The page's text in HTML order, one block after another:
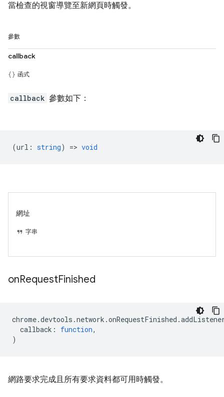
當檢查的視窗導覽至新網頁時觸發。
參數
callback
函式
callback 參數如下：
(url : string) => void
網址
字串
onRequestFinished
chrome.devtools .network .onRequestFinished .
callback : function,
)
網路要求完成且所有要求資料都可用時觸發。